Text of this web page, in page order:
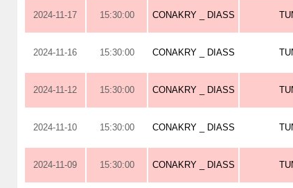
2024-11-17 15:30:00 CONAKRY _ DIASS
2024-11-16 15:30:00 CONAKRY _ DIASS
2024-11-12 15:30:00 CONAKRY _ DIASS
2024-11-10 15:30:00 CONAKRY _ DIASS
2024-11-09 15:30:00 CONAKRY _ DIASS